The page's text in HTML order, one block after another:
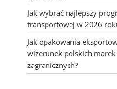
Jak wybrać najlepszy
transportowej w 2026
Jak opakowania
wizerunek polskich
zagranicznych?